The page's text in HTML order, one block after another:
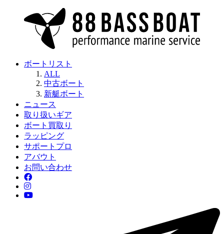
ボートリスト
ALL
中古ボート
新艇ボート
ニュース
取り扱いギア
ボート買取り
ラッピング
サポートプロ
アバウト
お問い合わせ